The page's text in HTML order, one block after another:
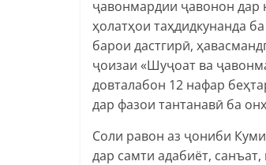
ҷавонмардии ҷавонон дар
ҳолатҳои таҳдидкунанда
барои дастгирӣ,
ҷоизаи «Шуҷоат ва
довталабон 12 нафар
дар фазои тантанавӣ ба
Соли равон аз ҷониби
дар самти адабиёт,